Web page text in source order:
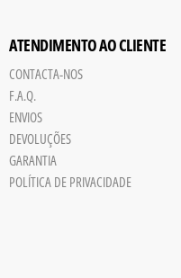
Save
Board
JPG
trigger
ATENDIMENTO AO CLIENTE
CONTACTA-NOS
F.A.Q.
ENVIOS
DEVOLUÇÕES
GARANTIA
POLÍTICA DE PRIVACIDADE